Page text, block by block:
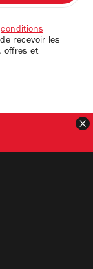
conditions
recevoir les
offres et